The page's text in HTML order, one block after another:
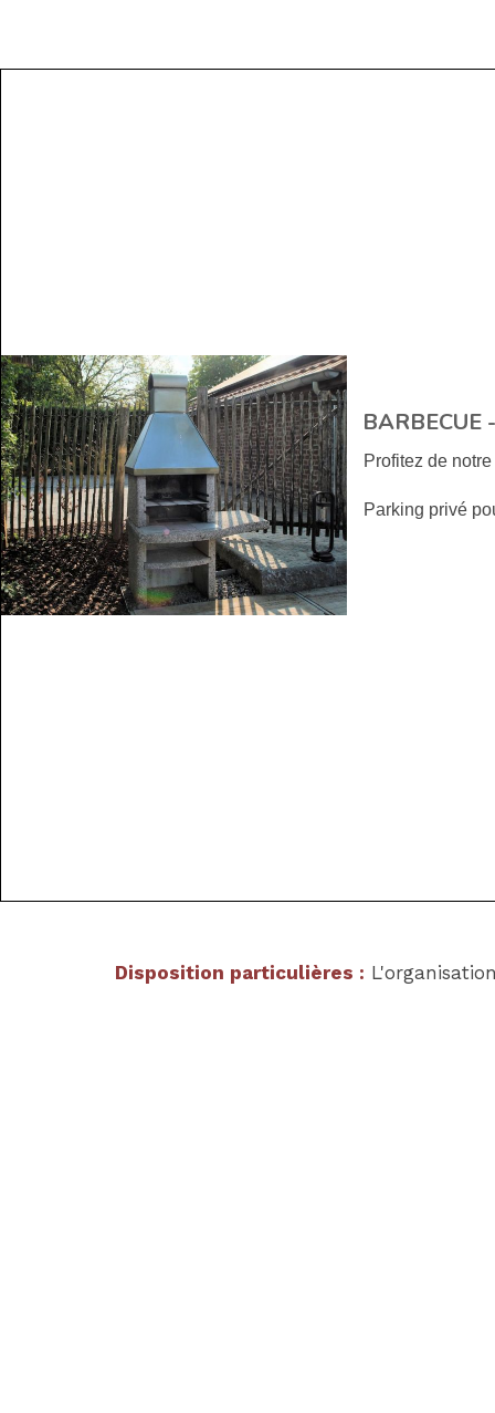
BARBECUE
Profitez de
Parking privé
Disposition particulières :